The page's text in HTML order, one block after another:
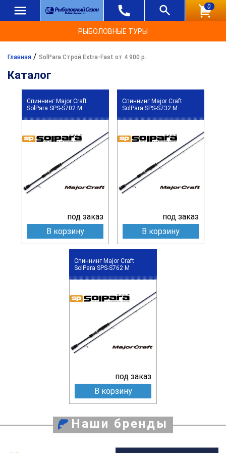
0
РЫБОЛОВНЫЕ ТУРЫ
Главная / SolPara Строй Extra-Fast от 4 900 р.
Каталог
Спиннинг Major Craft
SolPara SPS-S702 M
под заказ
В корзину
Спиннинг Major Craft
SolPara SPS-S732 M
под заказ
В корзину
Спиннинг Major Craft
SolPara SPS-S762 M
под заказ
В корзину
Наши бренды